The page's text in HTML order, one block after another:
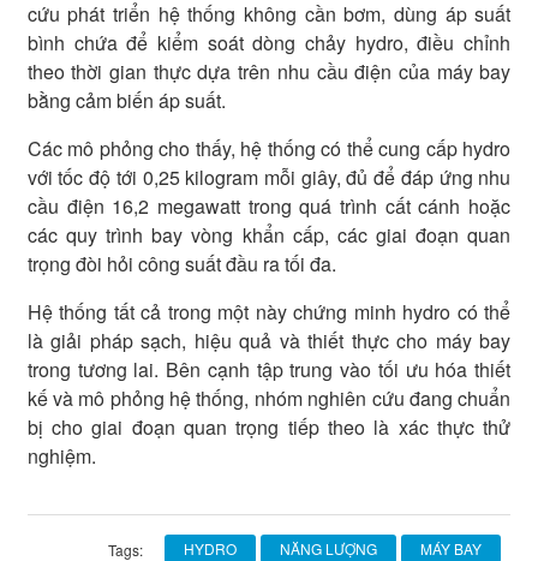
cứu phát triển hệ thống không cần bơm, dùng áp suất
bình chứa để kiểm soát dòng chảy hydro, điều chỉnh
theo thời gian thực dựa trên nhu cầu điện của máy bay
bằng cảm biến áp suất.
Các mô phỏng cho thấy, hệ thống có thể cung cấp hydro
với tốc độ tới 0,25 kilogram mỗi giây, đủ để đáp ứng nhu
cầu điện 16,2 megawatt trong quá trình cất cánh hoặc
các quy trình bay vòng khẩn cấp, các giai đoạn quan
trọng đòi hỏi công suất đầu ra tối đa.
Hệ thống tất cả trong một này chứng minh hydro có thể
là giải pháp sạch, hiệu quả và thiết thực cho máy bay
trong tương lai. Bên cạnh tập trung vào tối ưu hóa thiết
kế và mô phỏng hệ thống, nhóm nghiên cứu đang chuẩn
bị cho giai đoạn quan trọng tiếp theo là xác thực thử
nghiệm.
Tags: HYDRO NĂNG LƯỢNG MÁY BAY